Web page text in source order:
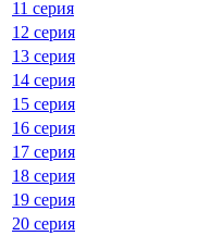
11 серия
12 серия
13 серия
14 серия
15 серия
16 серия
17 серия
18 серия
19 серия
20 серия